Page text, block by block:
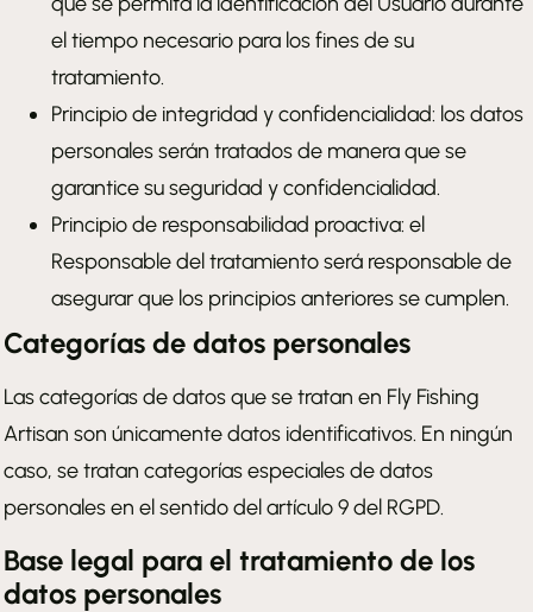
el tiempo necesario para los fines de su
tratamiento.
Principio de integridad y confidencialidad: los datos
personales serán tratados de manera que se
garantice su seguridad y confidencialidad.
Principio de responsabilidad proactiva: el
Responsable del tratamiento será responsable de
asegurar que los principios anteriores se cumplen.
Categorías de datos personales
Las categorías de datos que se tratan en Fly Fishing
Artisan son únicamente datos identificativos. En ningún
caso, se tratan categorías especiales de datos
personales en el sentido del artículo 9 del RGPD.
Base legal para el tratamiento de los
datos personales